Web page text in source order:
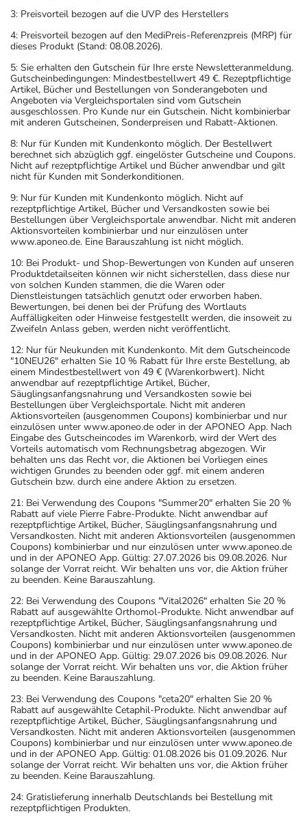
3: Preisvorteil bezogen auf die UVP des Herstellers
4: Preisvorteil bezogen auf den MediPreis-Referenzpreis (MRP) für
dieses Produkt (Stand: 08.08.2026).
5: Sie erhalten den Gutschein für Ihre erste Newsletteranmeldung.
Gutscheinbedingungen: Mindestbestellwert 49 €. Rezeptpflichtige
Artikel, Bücher und Bestellungen von Sonderangeboten und
Angeboten via Vergleichsportalen sind vom Gutschein
ausgeschlossen. Pro Kunde nur ein Gutschein. Nicht kombinierbar
mit anderen Gutscheinen, Sonderpreisen und Rabatt-Aktionen.
8: Nur für Kunden mit Kundenkonto möglich. Der Bestellwert
berechnet sich abzüglich ggf. eingelöster Gutscheine und Coupons.
Nicht auf rezeptpflichtige Artikel und Bücher anwendbar und gilt
nicht für Kunden mit Sonderkonditionen.
9: Nur für Kunden mit Kundenkonto möglich. Nicht auf
rezeptpflichtige Artikel, Bücher und Versandkosten sowie bei
Bestellungen über Vergleichsportale anwendbar. Nicht mit anderen
Aktionsvorteilen kombinierbar und nur einzulösen unter
www.aponeo.de. Eine Barauszahlung ist nicht möglich.
10: Bei Produkt- und Shop-Bewertungen von Kunden auf unseren
Produktdetailseiten können wir nicht sicherstellen, dass diese nur
von solchen Kunden stammen, die die Waren oder
Dienstleistungen tatsächlich genutzt oder erworben haben.
Bewertungen, bei denen bei der Prüfung des Wortlauts
Auffälligkeiten oder Hinweise festgestellt werden, die insoweit zu
Zweifeln Anlass geben, werden nicht veröffentlicht.
12: Nur für Neukunden mit Kundenkonto. Mit dem Gutscheincode
"10NEU26" erhalten Sie 10 % Rabatt für Ihre erste Bestellung, ab
einem Mindestbestellwert von 49 € (Warenkorbwert). Nicht
anwendbar auf rezeptpflichtige Artikel, Bücher,
Säuglingsanfangsnahrung und Versandkosten sowie bei
Bestellungen über Vergleichsportale. Nicht mit anderen
Aktionsvorteilen (ausgenommen Coupons) kombinierbar und nur
einzulösen unter www.aponeo.de oder in der APONEO App. Nach
Eingabe des Gutscheincodes im Warenkorb, wird der Wert des
Vorteils automatisch vom Rechnungsbetrag abgezogen. Wir
behalten uns das Recht vor, die Aktionen bei Vorliegen eines
wichtigen Grundes zu beenden oder ggf. mit einem anderen
Gutschein bzw. durch eine andere Aktion zu ersetzen.
21: Bei Verwendung des Coupons "Summer20" erhalten Sie 20 %
Rabatt auf viele Pierre Fabre-Produkte. Nicht anwendbar auf
rezeptpflichtige Artikel, Bücher, Säuglingsanfangsnahrung und
Versandkosten. Nicht mit anderen Aktionsvorteilen (ausgenommen
Coupons) kombinierbar und nur einzulösen unter www.aponeo.de
und in der APONEO App. Gültig: 27.07.2026 bis 09.08.2026. Nur
solange der Vorrat reicht. Wir behalten uns vor, die Aktion früher
zu beenden. Keine Barauszahlung.
22: Bei Verwendung des Coupons "Vital2026" erhalten Sie 20 %
Rabatt auf ausgewählte Orthomol-Produkte. Nicht anwendbar auf
rezeptpflichtige Artikel, Bücher, Säuglingsanfangsnahrung und
Versandkosten. Nicht mit anderen Aktionsvorteilen (ausgenommen
Coupons) kombinierbar und nur einzulösen unter www.aponeo.de
und in der APONEO App. Gültig: 29.07.2026 bis 09.08.2026. Nur
solange der Vorrat reicht. Wir behalten uns vor, die Aktion früher
zu beenden. Keine Barauszahlung.
23: Bei Verwendung des Coupons "ceta20" erhalten Sie 20 %
Rabatt auf ausgewählte Cetaphil-Produkte. Nicht anwendbar auf
rezeptpflichtige Artikel, Bücher, Säuglingsanfangsnahrung und
Versandkosten. Nicht mit anderen Aktionsvorteilen (ausgenommen
Coupons) kombinierbar und nur einzulösen unter www.aponeo.de
und in der APONEO App. Gültig: 01.08.2026 bis 01.09.2026. Nur
solange der Vorrat reicht. Wir behalten uns vor, die Aktion früher
zu beenden. Keine Barauszahlung.
24: Gratislieferung innerhalb Deutschlands bei Bestellung mit
rezeptpflichtigen Produkten.